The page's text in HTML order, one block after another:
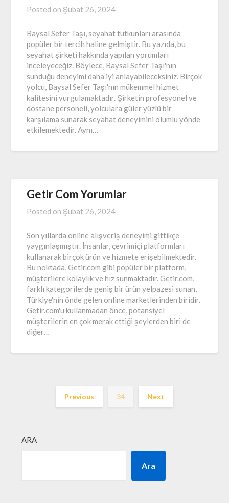
Posted on Şubat 26, 2024
Baysal Sefer Taşı, seyahat tutkunları arasında
popüler bir tercih haline gelmiştir. Bu yazıda, bu
seyahat şirketi hakkında yapılan yorumları
inceleyeceğiz. Böylece, Baysal Sefer Taşı'nın
sunduğu deneyimi daha iyi anlayabileceksiniz. Birçok
yolcu, Baysal Sefer Taşı'nın mükemmel hizmet
kalitesini vurgulamaktadır. Şirketin profesyonel ve
dostane personeli, yolculara güler yüzlü bir
karşılama sunarak seyahat deneyimini olumlu yönde
etkilemektedir. Aynı…
Getir Com Yorumlar
Posted on Şubat 26, 2024
Son yıllarda online alışveriş deneyimi gittikçe
yaygınlaşmıştır. İnsanlar, çevrimiçi platformları
kullanarak birçok ürün ve hizmete erişebilmektedir.
Bu noktada, Getir.com gibi popüler bir platform,
müşterilere kolaylık ve hız sunmaktadır. Getir.com,
farklı kategorilerde geniş bir ürün yelpazesi sunan,
Türkiye'nin önde gelen online marketlerinden biridir.
Getir.com'u kullanmadan önce, potansiyel
müşterilerin en çok merak ettiği şeylerden biri de
diğer…
Previous 34 Next
ARA
Ara